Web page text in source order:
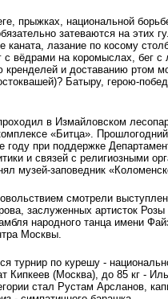
прыжках, национальной
затеваются на этих
лазание по косому
вёдрами на коромыслах, бег с
кренделей и доставанию ртом
Батыру, герою-
в Измайловском
«Битца». Прошлогодний
году при поддержке
и связей с религиозными
музей-заповедник
смотрели
заслуженных артисток Розы
народного танца имени
Москвы.
турнир по курешу -
Кипкеев (Москва), до 85 кг -
стал Рустам Арсланов,